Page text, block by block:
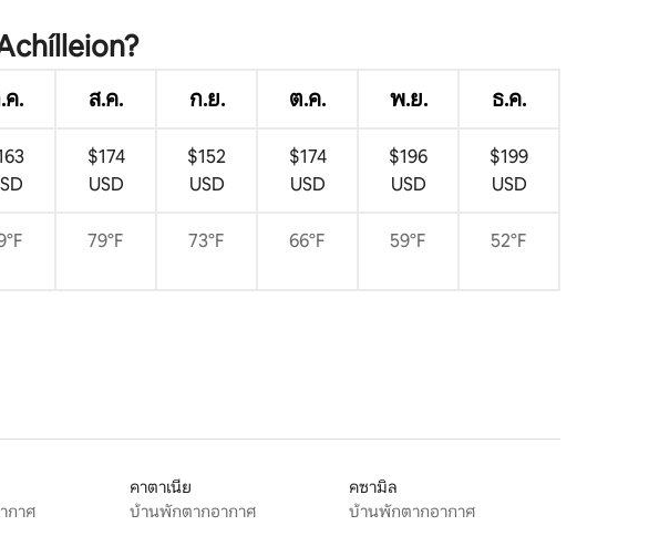
ค. ส.ค. ก.ย. ต.ค. พ.ย. ธ.ค.
$174
USD
$152
USD
$174
USD
$196
USD
$199
USD
79°F 73°F 66°F 59°F 52°F
กาศ
คาตาเนีย
บ้านพักตากอากาศ
คซามิล
บ้านพักตากอากาศ